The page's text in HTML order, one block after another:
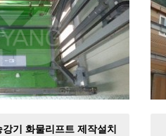
기 화물리프트 제작설치